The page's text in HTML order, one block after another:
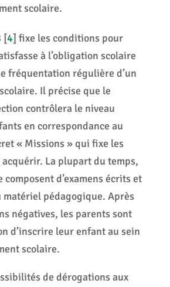
scolaire.
[4] fixe les conditions pour
à l’obligation scolaire
fréquentation régulière d’un
Il précise que le
contrôlera le niveau
en correspondance au
« Missions » qui fixe les
acquérir. La plupart du temps,
composent d’examens écrits et
matériel pédagogique. Après
négatives, les parents sont
d’inscrire leur enfant au sein
scolaire.
de dérogations aux